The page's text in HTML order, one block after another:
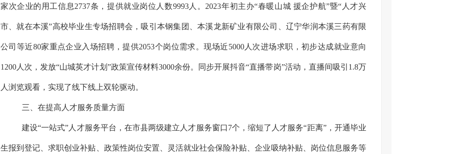
家次企业的用工信息2737条，提供就业岗位人数9993人。2023年初主办“春暖山城 援企护航”暨“人才兴
市、就在本溪”高校毕业生专场招聘会，吸引本钢集团、本溪龙新矿业有限公司、辽宁华润本溪三药有限
公司等近80家重点企业入场招聘，提供2053个岗位需求。现场近5000人次进场求职，初步达成就业意向
1200人次，发放“山城英才计划”政策宣传材料3000余份。同步开展抖音“直播带岗”活动，直播间吸引1.8万
人浏览观看，实现了线下线上双轮驱动。
三、在提高人才服务质量方面
建设“一站式”人才服务平台，在市县两级建立人才服务窗口7个，缩短了人才服务“距离”，开通毕业
生报到登记、求职创业补贴、政策性岗位安置、灵活就业社会保险补贴、企业吸纳补贴、岗位信息服务等